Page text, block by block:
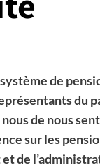
de
du
de nous
sur les
de